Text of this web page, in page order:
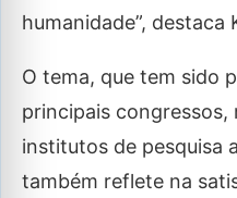
humanidade”, destaca
O tema, que tem sido
principais congressos,
institutos de pesquisa
também reflete na